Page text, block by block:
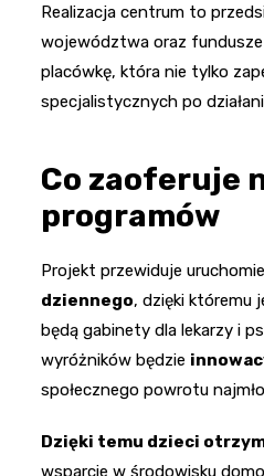
Realizacja centrum to
województwa oraz fundusze
placówkę, która nie tylko
specjalistycznych po
Co zaoferuje
programów
Projekt przewiduje
dziennego, dzięki któremu
będą gabinety dla lekarzy i
wyróżników będzie
społecznego powrotu
Dzięki temu dzieci
wsparcie w środowisku